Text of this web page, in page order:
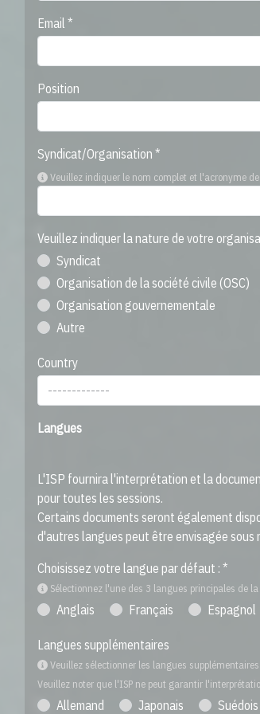
Email *
Position
Syndicat/Organisation *
Veuillez indiquer le nom complet et l'acronyme
Veuillez indiquer la nature de votre
Syndicat
Organisation de la société civile (OSC)
Organisation gouvernementale
Autre
Country
Langues
L'ISP fournira l'interprétation et la
pour toutes les sessions.
Certains documents seront également
d'autres langues peut être envisagée
Choisissez votre langue par défaut : *
Sélectionnez l'une des 3 langues principales de
Anglais Français Espagnol
Langues supplémentaires
Veuillez sélectionner les langues
Veuillez noter que l'ISP ne peut garantir
Allemand Japonais Suédois